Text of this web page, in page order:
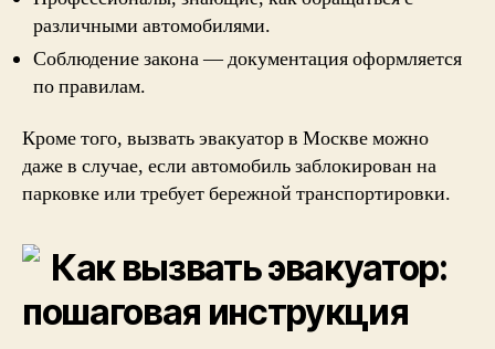
различными автомобилями.
Соблюдение закона — документация оформляется
по правилам.
Кроме того, вызвать эвакуатор в Москве можно
даже в случае, если автомобиль заблокирован на
парковке или требует бережной транспортировки.
Как вызвать эвакуатор:
пошаговая инструкция